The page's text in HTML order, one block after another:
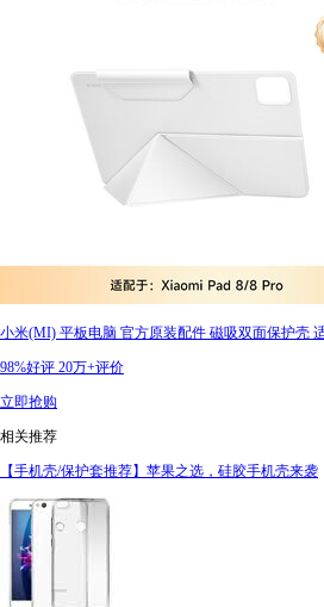
小米(MI) 平板电脑 官方原装配件 磁吸双面保护壳
98%好评 20万+评价
立即抢购
相关推荐
【手机壳/保护套推荐】苹果之选，硅胶手机壳来袭